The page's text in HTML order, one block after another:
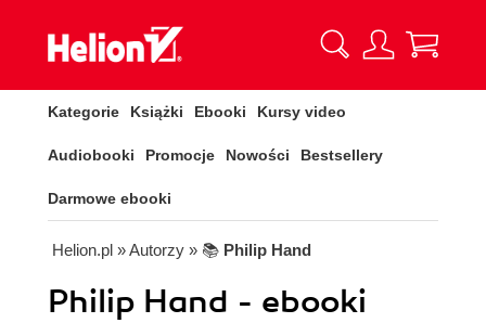
Kategorie Książki Ebooki Kursy video
Audiobooki Promocje Nowości Bestsellery
Darmowe ebooki
Helion.pl » Autorzy » 📚 Philip Hand
Philip Hand - ebooki